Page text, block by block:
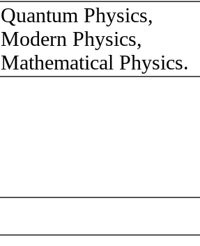
Quantum Physics,
Modern Physics,
Mathematical Physics.